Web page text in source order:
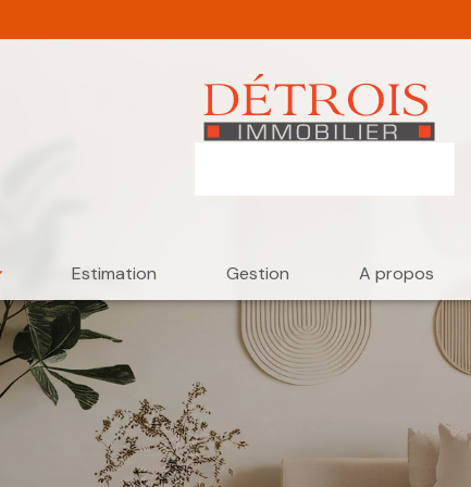
Estimation Gestion A propos